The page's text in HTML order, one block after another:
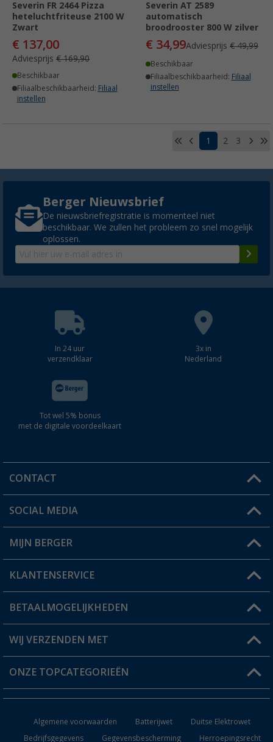
Severin FR 2464 Pizza
heteluchtfriteuse 2100 W
Zwart
€ 137,00
Adviesprijs € 169,90
Beschikbaar
Filiaalbeschikbaarheid: Filiaal
instellen
Severin AT 2589
automatisch
broodrooster 800 W zilver
€ 34,99Adviesprijs € 49,99
Beschikbaar
Filiaalbeschikbaarheid: Filiaal
instellen
1 2 3
Berger Nieuwsbrief
De nieuwsbriefregistratie is momenteel niet
beschikbaar. We zullen het probleem zo snel mogelijk
oplossen.
In 24 uur
verzendklaar
3x in
Nederland
Tot wel 5% bonus
met de digitale voordeelkaart
CONTACT
Een vraag?
Winkel vinden
SOCIAL MEDIA
MIJN BERGER
Mijn account
Status bestelling
Verlanglijstje
KLANTENSERVICE
FAQ & Contact
Verzendinformatie
Catalogus
BETAALMOGELIJKHEDEN
WIJ VERZENDEN MET
ONZE TOPCATEGORIEËN
Keukenaccessoires
Algemene voorwaarden Batterijwet
Duitse Elektrowet
Bedrijfsgegevens
Gegevensbescherming Herroepingsrecht